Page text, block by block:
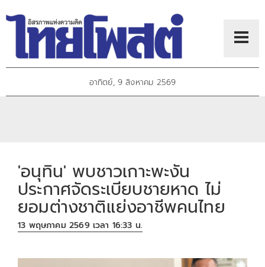
อาทิตย์, 9 สิงหาคม 2569
'อนุทิน' พบชาวเกาะพะงัน
ประกาศจัดระเบียบชายหาด ไม่
ยอมต่างชาติแย่งอาชีพคนไทย
13 พฤษภาคม 2569 เวลา 16:33 น.